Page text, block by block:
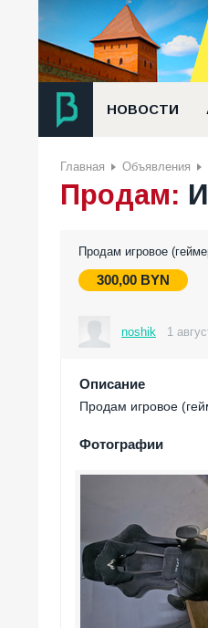
НОВОСТИ
Главная Объявления
Продам:
Продам игровое
300,00 BYN
noshik 1
Описание
Продам игровое
Фотографии